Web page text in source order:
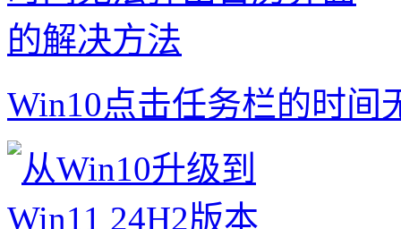
Win10点击任务栏的时间